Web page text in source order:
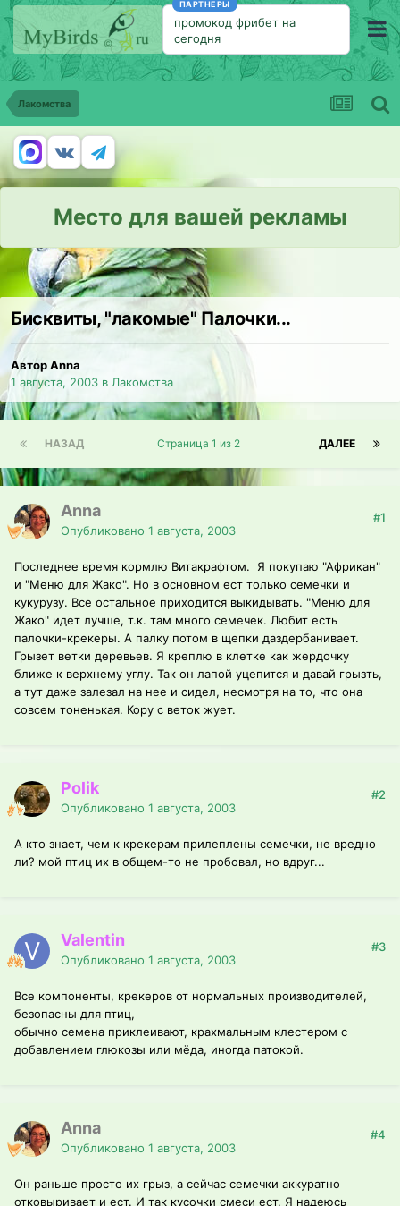
ПАРТНЕРЫ
промокод фрибет на
сегодня
Лакомства
Место для вашей рекламы
Бисквиты, "лакомые" Палочки...
Автор Anna
1 августа, 2003 в Лакомства
НАЗАД ДАЛЕЕ
Страница 1 из 2
Anna
Опубликовано 1 августа, 2003
#1
Последнее время кормлю Витакрафтом. Я покупаю "Африкан"
и "Меню для Жако". Но в основном ест только семечки и
кукурузу. Все остальное приходится выкидывать. "Меню для
Жако" идет лучше, т.к. там много семечек. Любит есть
палочки-крекеры. А палку потом в щепки даздербанивает.
Грызет ветки деревьев. Я креплю в клетке как жердочку
ближе к верхнему углу. Так он лапой уцепится и давай грызть,
а тут даже залезал на нее и сидел, несмотря на то, что она
совсем тоненькая. Кору с веток жует.
Polik
Опубликовано 1 августа, 2003
#2
А кто знает, чем к крекерам прилеплены семечки, не вредно
ли? мой птиц их в общем-то не пробовал, но вдруг...
Valentin
Опубликовано 1 августа, 2003
#3
Все компоненты, крекеров от нормальных производителей,
безопасны для птиц,
обычно семена приклеивают, крахмальным клестером с
добавлением глюкозы или мёда, иногда патокой.
Anna
Опубликовано 1 августа, 2003
#4
Он раньше просто их грыз, а сейчас семечки аккуратно
отковыривает и ест. И так кусочки смеси ест. Я надеюсь